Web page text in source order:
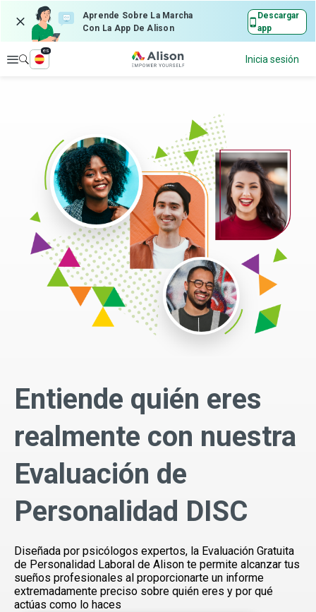
Aprende Sobre La Marcha
Con La App De Alison
Descargar
app
Explorar
es
Inicia sesión
Entiende quién eres
realmente con nuestra
Evaluación de
Personalidad DISC
Diseñada por psicólogos expertos, la Evaluación Gratuita
de Personalidad Laboral de Alison te permite alcanzar tus
sueños profesionales al proporcionarte un informe
extremadamente preciso sobre quién eres y por qué
actúas como lo haces